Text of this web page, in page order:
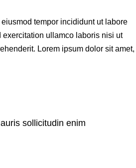
tempor incididunt ut labore
ullamco laboris nisi ut
Lorem ipsum dolor sit amet,
sollicitudin enim